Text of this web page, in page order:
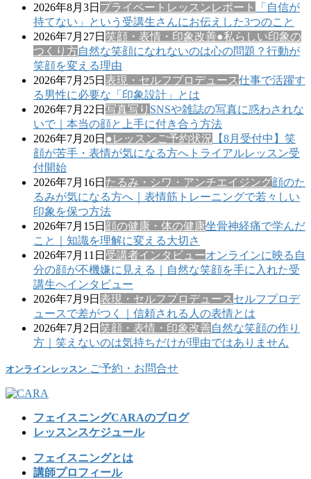
2026年8月3日 プライベートレッスンレポート
「自信が
持てない」という受講生さんにお伝えした3つのこと
2026年7月27日 笑顔・表情・印象改善●私らしい印象の
つくり方自然な笑顔になれないのは心の問題？行動が
笑顔を変える理由
2026年7月25日 表現・セルフプロデュース仕事で活躍す
る男性に必要な「印象設計」とは
2026年7月22日 写真写り SNSや雑誌の写真に惑わされな
いで｜本当の顔と上手に付き合う方法
2026年7月20日 ●レッスンご予約状況
【8月受付中】笑
顔が苦手・表情が気になる方へトライアルレッスン受
付開始
2026年7月16日 たるみ・シワ・アンチエイジング顔のた
るみが気になる方へ｜表情筋トレーニングで若々しい
印象を保つ方法
2026年7月15日 顔の健康・体の健康坐骨神経痛で学んだ
こと｜知識を理解に変える大切さ
2026年7月11日 受講者インタビューオンラインに映る自
分の顔が不機嫌に見える｜自然な笑顔を手に入れた受
講生へインタビュー
2026年7月9日 表現・セルフプロデュース セルフプロデ
ュースで差がつく｜信頼される人の表情とは
2026年7月2日 笑顔・表情・印象改善自然な笑顔の作り
方｜笑えないのは気持ちだけが理由ではありません
オンラインレッスン ご予約・お問合せ
フェイスニングCARAのブログ
レッスンスケジュール
フェイスニングとは
講師プロフィール